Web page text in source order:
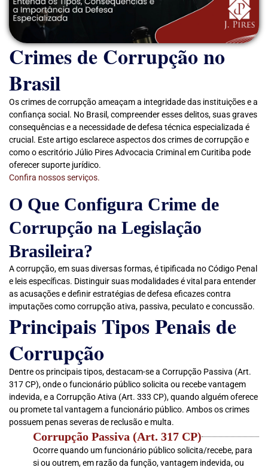
Crimes de Corrupção no
Brasil
Os crimes de corrupção ameaçam a integridade das instituições e a
confiança social. No Brasil, compreender esses delitos, suas graves
consequências e a necessidade de defesa técnica especializada é
crucial. Este artigo esclarece aspectos dos crimes de corrupção e
como o escritório Júlio Pires Advocacia Criminal em Curitiba pode
oferecer suporte jurídico.
Confira nossos serviços.
O Que Configura Crime de
Corrupção na Legislação
Brasileira?
A corrupção, em suas diversas formas, é tipificada no Código Penal
e leis específicas. Distinguir suas modalidades é vital para entender
as acusações e definir estratégias de defesa eficazes contra
imputações como corrupção ativa, passiva, peculato e concussão.
Principais Tipos Penais de
Corrupção
Dentre os principais tipos, destacam-se a Corrupção Passiva (Art.
317 CP), onde o funcionário público solicita ou recebe vantagem
indevida, e a Corrupção Ativa (Art. 333 CP), quando alguém oferece
ou promete tal vantagem a funcionário público. Ambos os crimes
possuem penas severas de reclusão e multa.
Corrupção Passiva (Art. 317 CP)
Ocorre quando um funcionário público solicita/recebe, para
si ou outrem, em razão da função, vantagem indevida, ou